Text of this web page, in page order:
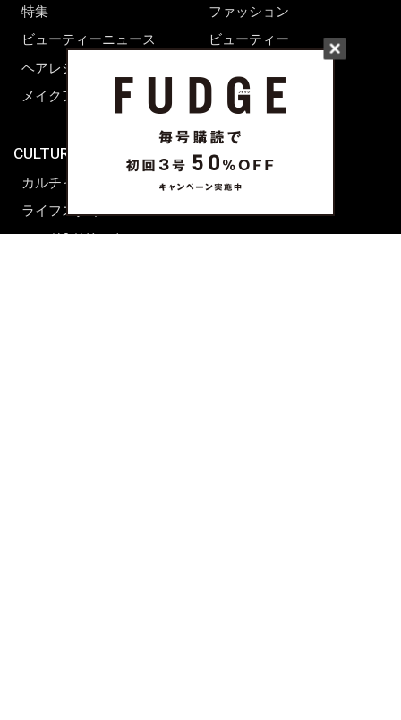
特集
ビューティーニュース
ヘアレシピ ストーリーズ
メイクアップティップス
CULTURE & LIFE
カルチャー
ライフスタイル
フード&ドリンク
ファッション
ビューティー
ライフスタイル